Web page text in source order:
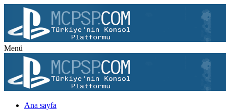
Menü
Ana sayfa